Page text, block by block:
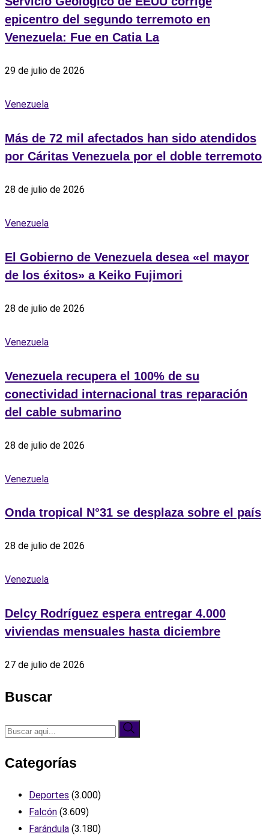
epicentro del segundo terremoto en
Venezuela: Fue en Catia La
29 de julio de 2026
Venezuela
Más de 72 mil afectados han sido atendidos
por Cáritas Venezuela por el doble terremoto
28 de julio de 2026
Venezuela
El Gobierno de Venezuela desea «el mayor
de los éxitos» a Keiko Fujimori
28 de julio de 2026
Venezuela
Venezuela recupera el 100% de su
conectividad internacional tras reparación
del cable submarino
28 de julio de 2026
Venezuela
Onda tropical N°31 se desplaza sobre el país
28 de julio de 2026
Venezuela
Delcy Rodríguez espera entregar 4.000
viviendas mensuales hasta diciembre
27 de julio de 2026
Buscar
Categorías
Deportes (3.000)
Falcón (3.609)
Farándula (3.180)